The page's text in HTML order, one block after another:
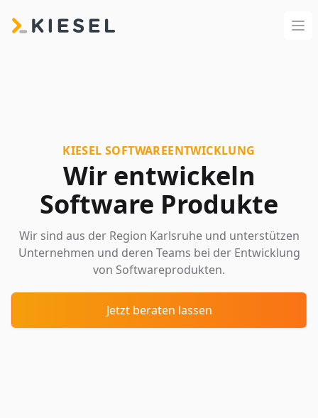
kiesel.iokiesel.io
Produkt Konfigurator
 Webspecial
Über uns
Blog
Partner
KIESEL SOFTWAREENTWICKLUNG
Wir entwickeln
Software Produkte
Wir sind aus der Region Karlsruhe und unterstützen
Unternehmen und deren Teams bei der Entwicklung
von Softwareprodukten.
Jetzt beraten lassen